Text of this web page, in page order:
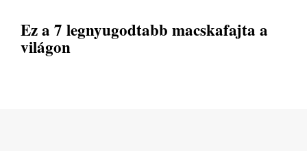
Ez a 7 legnyugodtabb macskafajta a
világon